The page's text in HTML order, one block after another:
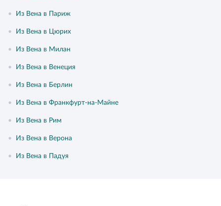
• Из Вена в Париж
• Из Вена в Цюрих
• Из Вена в Милан
• Из Вена в Венеция
• Из Вена в Берлин
• Из Вена в Франкфурт-на-Майне
• Из Вена в Рим
• Из Вена в Верона
• Из Вена в Падуя